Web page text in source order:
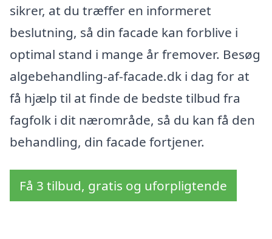
sikrer, at du træffer en informeret
beslutning, så din facade kan forblive i
optimal stand i mange år fremover. Besøg
algebehandling-af-facade.dk i dag for at
få hjælp til at finde de bedste tilbud fra
fagfolk i dit nærområde, så du kan få den
behandling, din facade fortjener.
Få 3 tilbud, gratis og uforpligtende